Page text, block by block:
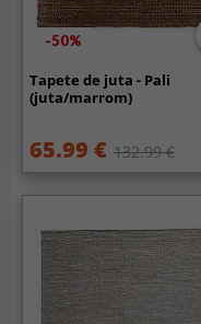
-50%
Tapete de juta - Pali
(juta/marrom)
65.99 € 132.99 €